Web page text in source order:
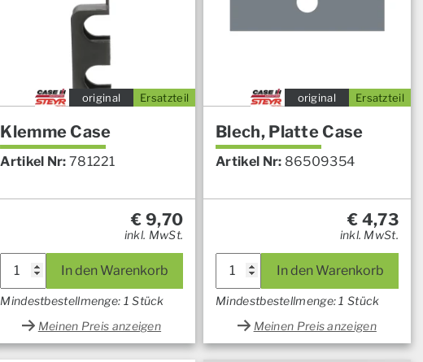
Ersatzteil
original
Klemme Case
Artikel Nr: 781221
€ 9,70
inkl. MwSt.
In den Warenkorb
Mindestbestellmenge: 1 Stück
Meinen Preis anzeigen
Ersatzteil
original
Blech, Platte Case
Artikel Nr: 86509354
€ 4,73
inkl. MwSt.
In den Warenkorb
Mindestbestellmenge: 1 Stück
Meinen Preis anzeigen